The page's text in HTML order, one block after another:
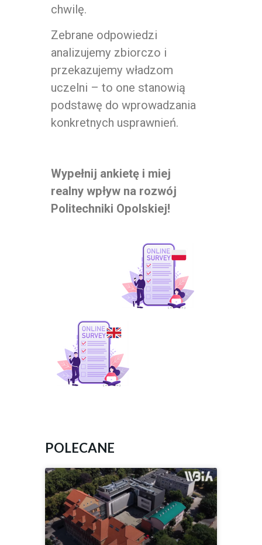
chwilę.
Zebrane odpowiedzi
analizujemy zbiorczo i
przekazujemy władzom
uczelni – to one stanowią
podstawę do wprowadzania
konkretnych usprawnień.
Wypełnij ankietę i miej
realny wpływ na rozwój
Politechniki Opolskiej!
POLECANE